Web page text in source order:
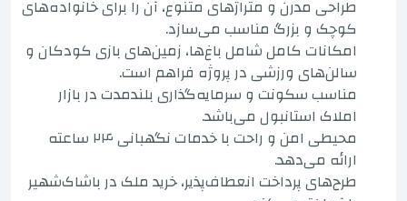
طراحی مدرن و متراژهای متنوع، آن را برای خانواده‌های
کوچک و بزرگ مناسب می‌سازد.
امکانات کامل شامل باغ‌ها، زمین‌های بازی کودکان و
سالن‌های ورزشی در پروژه فراهم است.
مناسب سکونت و سرمایه‌گذاری بلندمدت در بازار
املاک استانبول می‌باشد.
محیطی امن و راحت با خدمات نگهبانی ۲۴ ساعته
ارائه می‌دهد.
طرح‌های پرداخت انعطاف‌پذیر، خرید ملک در باشاک‌شهیر